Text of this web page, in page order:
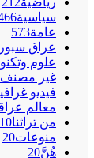
سياسية
عامة573
عراق
علوم
غير مصنف
فيديو
معالم
من تراثنا10
منوعات20
هُنَّ20